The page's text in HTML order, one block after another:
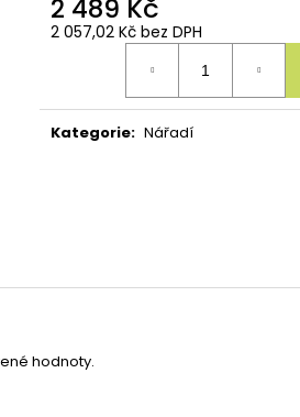
2 489 Kč
2 057,02 Kč bez DPH
Kategorie: Nářadí
hodnoty.